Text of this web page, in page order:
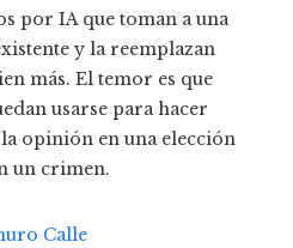
por IA que toman a una
y la reemplazan
más. El temor es que
usarse para hacer
opinión en una elección
un crimen.
Calle